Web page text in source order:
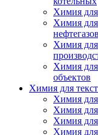
Химия
Химия
Химия
Химия для
объектов
Химия для
Химия для
Химия для
Химия для
Химия для